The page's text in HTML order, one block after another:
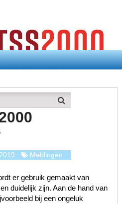
In Milheeze?
Meldingen
er gebruik gemaakt van
duidelijk zijn. Aan de hand van
bij een ongeluk